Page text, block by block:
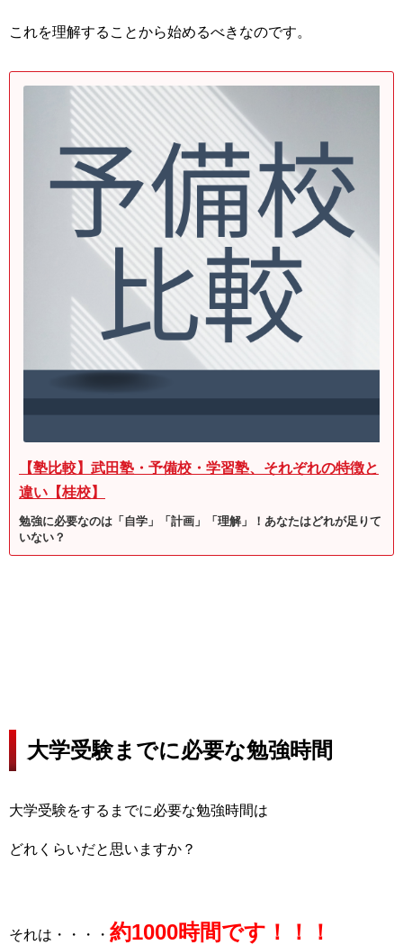
これを理解することから始めるべきなのです。
【塾比較】武田塾・予備校・学習塾、それぞれの特徴と
違い【桂校】
勉強に必要なのは「自学」「計画」「理解」！あなたはどれが足りて
いない？
大学受験までに必要な勉強時間
大学受験をするまでに必要な勉強時間は
どれくらいだと思いますか？
それは・・・・ 約1000時間です！！！